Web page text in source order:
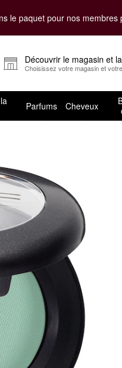
le paquet pour nos
Découvrir le magasin et
Choisissez votre magasin et
Parfums Cheveux